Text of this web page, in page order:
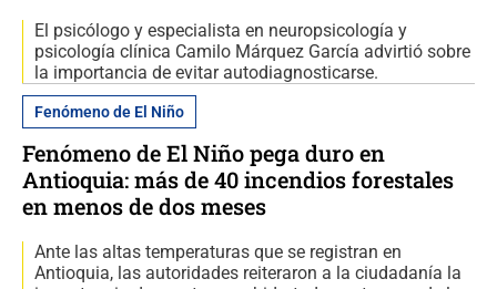
El psicólogo y especialista en neuropsicología y
psicología clínica Camilo Márquez García advirtió sobre
la importancia de evitar autodiagnosticarse.
Fenómeno de El Niño
Fenómeno de El Niño pega duro en
Antioquia: más de 40 incendios forestales
en menos de dos meses
Ante las altas temperaturas que se registran en
Antioquia, las autoridades reiteraron a la ciudadanía la